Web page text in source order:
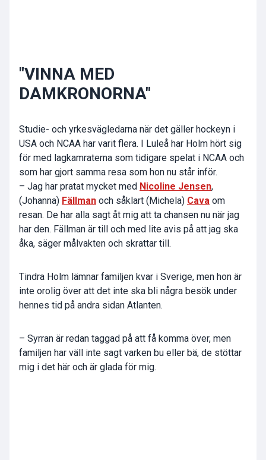
"VINNA MED
DAMKRONORNA"
Studie- och yrkesvägledarna när det gäller hockeyn i
USA och NCAA har varit flera. I Luleå har Holm hört sig
för med lagkamraterna som tidigare spelat i NCAA och
som har gjort samma resa som hon nu står inför.
– Jag har pratat mycket med Nicoline Jensen,
(Johanna) Fällman och såklart (Michela) Cava om
resan. De har alla sagt åt mig att ta chansen nu när jag
har den. Fällman är till och med lite avis på att jag ska
åka, säger målvakten och skrattar till.
Tindra Holm lämnar familjen kvar i Sverige, men hon är
inte orolig över att det inte ska bli några besök under
hennes tid på andra sidan Atlanten.
– Syrran är redan taggad på att få komma över, men
familjen har väll inte sagt varken bu eller bä, de stöttar
mig i det här och är glada för mig.